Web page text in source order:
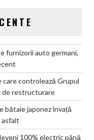
furnizorii auto germani,
care controlează Grupul
de restructurare
bătaie japonez învață
asfalt
100% electric până